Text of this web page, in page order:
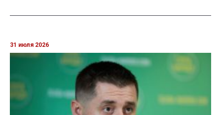
31 июля 2026